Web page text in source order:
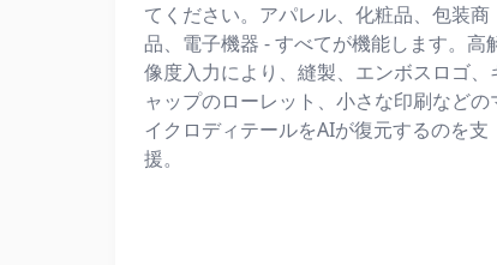
てください。アパレル、化粧品、包装商
品、電子機器 - すべてが機能します。高
像度入力により、縫製、エンボスロゴ、
ャップのローレット、小さな印刷などの
イクロディテールをAIが復元するのを支
援。